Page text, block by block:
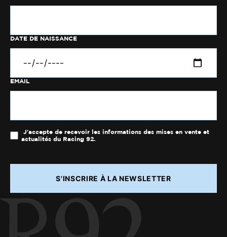
DATE DE NAISSANCE
EMAIL
J'accepte de recevoir les informations des mises en vente et
actualités du Racing 92.
S'INSCRIRE À LA NEWSLETTER